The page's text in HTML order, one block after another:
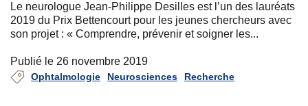
Le neurologue Jean-Philippe Desilles est l’un des lauréats
2019 du Prix Bettencourt pour les jeunes chercheurs avec
son projet : « Comprendre, prévenir et soigner les...
Publié le 26 novembre 2019
Ophtalmologie Neurosciences Recherche